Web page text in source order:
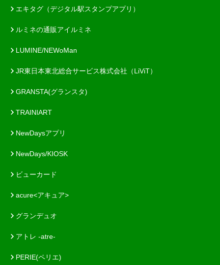
エキタグ（デジタル駅スタンプアプリ）
ルミネの通販アイルミネ
LUMINE/NEWoMan
JR東日本東北総合サービス株式会社（LiViT）
GRANSTA(グランスタ)
TRAINIART
NewDaysアプリ
NewDays/KIOSK
ビューカード
acure<アキュア>
グランデュオ
アトレ -atre-
PERIE(ペリエ)